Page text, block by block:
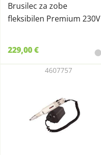
Brusilec za zobe
fleksibilen Premium 230V
229,00 €
4607757